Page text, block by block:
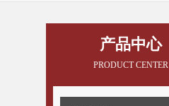
产品中心
PRODUCT CENTER